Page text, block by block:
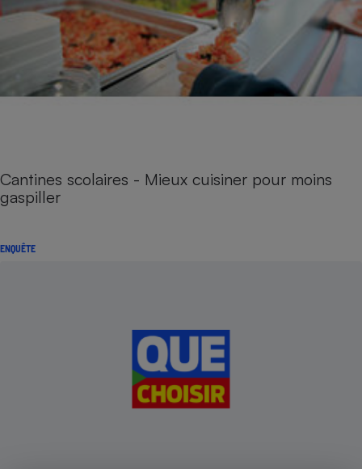
Cantines scolaires - Mieux cuisiner pour moins
gaspiller
ENQUÊTE